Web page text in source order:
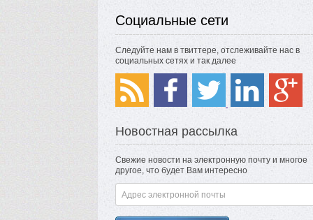
Социальные сети
Следуйте нам в твиттере, отслеживайте нас в
социальных сетях и так далее
Новостная рассылка
Свежие новости на электронную почту и многое
другое, что будет Вам интересно